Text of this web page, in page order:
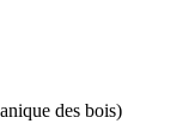
des bois)